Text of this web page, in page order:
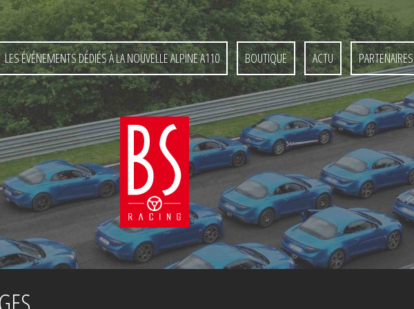
LES ÉVÉNEMENTS DÉDIÉS À LA NOUVELLE ALPINE A110 BOUTIQUE ACTU PARTENAIRES